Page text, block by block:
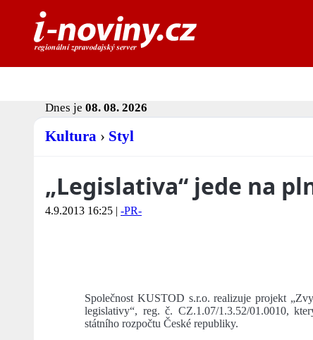
Dnes je 08. 08. 2026
Kultura › Styl
„Legislativa“ jede na
4.9.2013 16:25 | -PR-
Společnost KUSTOD s.r.o. realizuje projekt
legislativy“, reg. č. CZ.1.07/1.3.52/01.0010,
státního rozpočtu České republiky.